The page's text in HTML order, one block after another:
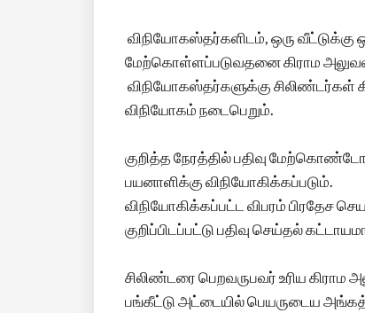
விநியோகஸ்தர்களிடம், ஒரு வீட்டுக்கு
மேற்கொள்ளப்படுவதனை கிராம
விநியோகஸ்தர்களுக்கு சிலிண்டர்கள்
விநியோகம் நடைபெறும்.
குறித்த நேரத்தில் பதிவு
பயனாளிக்கு விநியோகிக்கப்படும்.
விநியோகிக்கப்பட்ட விபரம் பிரதேச
குறிப்பிடப்பட்டு பதிவு செய்தல்
சிலிண்டரை பெறவருபவர் உரிய கிராம
பங்கீட்டு அட்டையில் பெயருடைய